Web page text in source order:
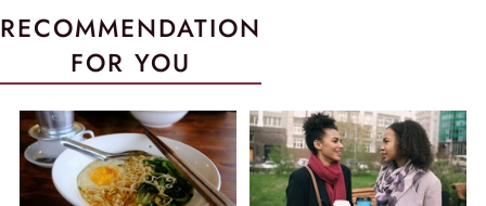
RECOMMENDATION
FOR YOU